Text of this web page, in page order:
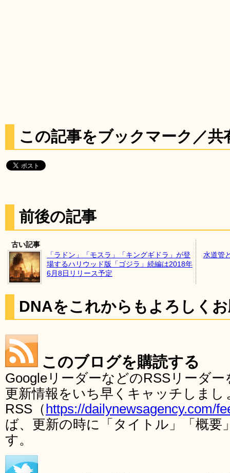
この記事をブックマーク／共
前後の記事
古い記事
「ラドン」「モスラ」「キングギドラ」が登
場するハリウッド版「ゴジラ」続編は2018年
6月8日リリース予定
水道管
DNAをこれからもよろしく
このブログを購読する
GoogleリーダーなどのRSSリーダ
更新情報をいち早くキャッチしま
RSS（ https://dailynewsagency.com/
ば、更新の時に「タイトル」「概要
す。